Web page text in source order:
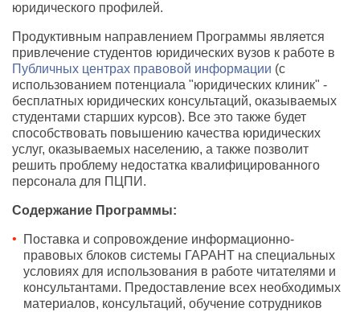
юридического профилей.
Продуктивным направлением Программы является
привлечение студентов юридических вузов к работе в
Публичных центрах правовой информации (с
использованием потенциала "юридических клиник" -
бесплатных юридических консультаций, оказываемых
студентами старших курсов). Все это также будет
способствовать повышению качества юридических
услуг, оказываемых населению, а также позволит
решить проблему недостатка квалифицированного
персонала для ПЦПИ.
Содержание Программы:
Поставка и сопровождение информационно-
правовых блоков системы ГАРАНТ на специальных
условиях для использования в работе читателями и
консультантами. Предоставление всех необходимых
материалов, консультаций, обучение сотрудников